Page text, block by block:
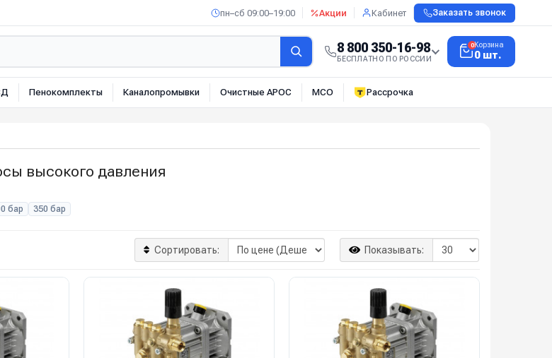
пн–сб 09:00–19:00 Акции Кабинет Заказать звонок
8 800 350-16-98
БЕСПЛАТНО ПО РОССИИ
0Корзина
0 шт.
Пенокомплекты Каналопромывки Очистные АРОС МСО Рассрочка
высокого давления
бар 350 бар
Сортировать: Показывать: